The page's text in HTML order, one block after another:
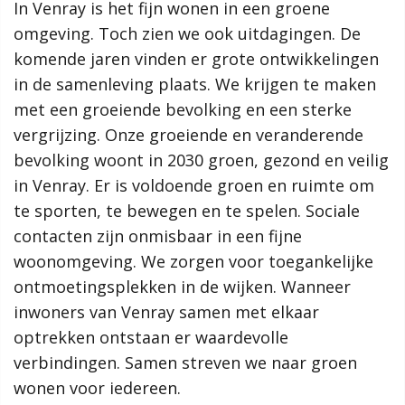
We houden daarbij rekening met verschillende opgaven zoals
de klimaatverandering, de energietransitie en de
woningbouw om het woningtekort op te lossen. Dit doen we
aan de hand van onze ambities. Hoe ziet onze gemeente er
over 10 jaar uit?
De ambities spelen een rol in ontwikkelingen binnen de
verschillende deelgebieden. Dit alles leest u terug in de
gemeentelijke omgevingsvisie!
Meer informatie
Wat is een omgevingsvisie?
Hoe werkt de website?
Proces
Omgevingseffectrapport
Rol van de gemeente
Uitvoering en monitoring
In Venray is het fijn wonen in een groene
omgeving. Toch zien we ook uitdagingen. De
komende jaren vinden er grote ontwikkelingen
in de samenleving plaats. We krijgen te maken
met een groeiende bevolking en een sterke
vergrijzing. Onze groeiende en veranderende
bevolking woont in 2030 groen, gezond en veilig
in Venray. Er is voldoende groen en ruimte om
te sporten, te bewegen en te spelen. Sociale
contacten zijn onmisbaar in een fijne
woonomgeving. We zorgen voor toegankelijke
ontmoetingsplekken in de wijken. Wanneer
inwoners van Venray samen met elkaar
optrekken ontstaan er waardevolle
verbindingen. Samen streven we naar groen
wonen voor iedereen.
In Venray is het fijn wonen in een groene
omgeving. Toch zien we ook uitdagingen. De
komende jaren vinden er grote ontwikkelingen
in de samenleving plaats. We krijgen te maken
met een groeiende bevolking en een sterke
vergrijzing. Onze groeiende en veranderende
bevolking woont in 2030 groen, gezond en veilig
in Venray. Er is voldoende groen en ruimte om
te sporten, te bewegen en te spelen. Sociale
contacten zijn onmisbaar in een fijne
woonomgeving. We zorgen voor toegankelijke
ontmoetingsplekken in de wijken. Wanneer
inwoners van Venray samen met elkaar
optrekken ontstaan er waardevolle
verbindingen. Samen streven we naar groen
wonen voor iedereen.